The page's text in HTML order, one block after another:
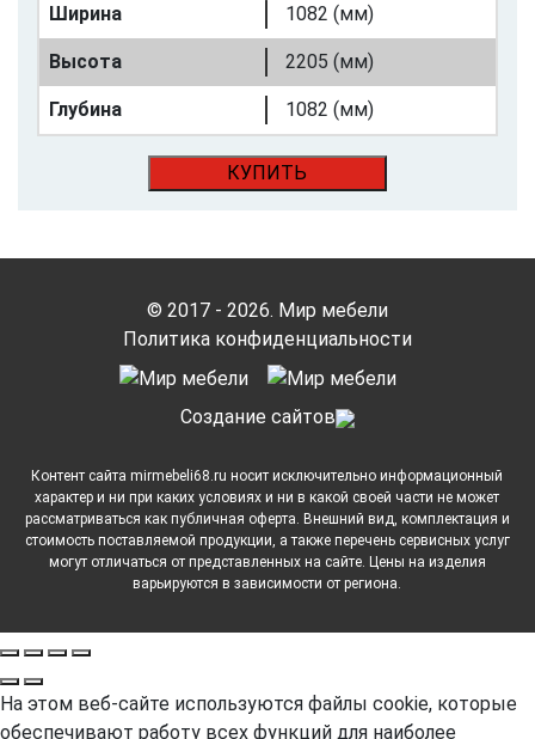
Ширина 1082 (мм)
Высота 2205 (мм)
Глубина 1082 (мм)
КУПИТЬ
© 2017 - 2026. Мир мебели
Политика конфиденциальности
Cоздание сайтов
Контент сайта mirmebeli68.ru носит исключительно информационный
характер и ни при каких условиях и ни в какой своей части не может
рассматриваться как публичная оферта. Внешний вид, комплектация и
стоимость поставляемой продукции, а также перечень сервисных услуг
могут отличаться от представленных на сайте. Цены на изделия
варьируются в зависимости от региона.
На этом веб-сайте используются файлы cookie, которые
обеспечивают работу всех функций для наиболее